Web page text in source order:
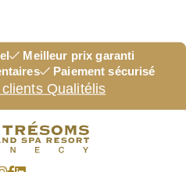
Meilleur prix garanti
Paiement sécurisé
Qualitélis